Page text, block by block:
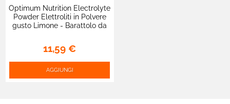
Optimum Nutrition Electrolyte
Powder Elettroliti in Polvere
gusto Limone - Barattolo da
11,59 €
AGGIUNGI